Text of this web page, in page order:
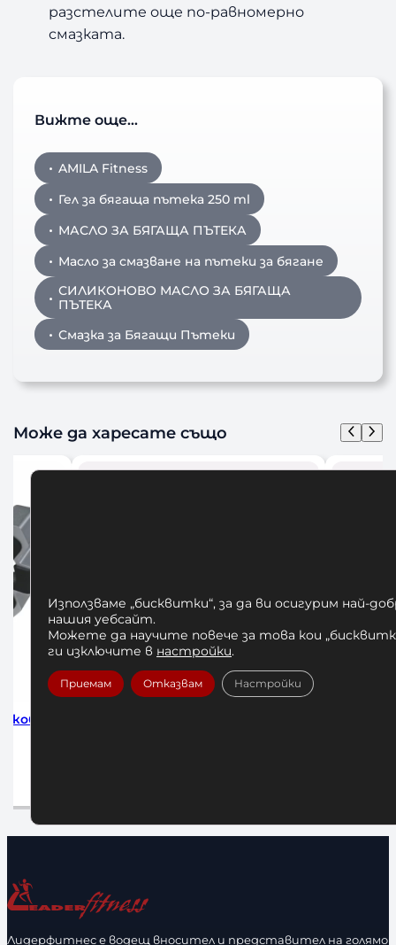
разстелите още по-равномерно
смазката.
Вижте още…
AMILA Fitness
Гел за бягаща пътека 250 ml
МАСЛО ЗА БЯГАЩА ПЪТЕКА
Масло за смазване на пътеки за бягане
СИЛИКОНОВО МАСЛО ЗА БЯГАЩА
ПЪТЕКА
Смазка за Бягащи Пътеки
Може да харесате също
10
Лидерфитнес е водещ вносител и представител на голямо
Използваме „бисквитки“, за да ви осигурим най-
нашия уебсайт.
Можете да научите повече за това кои
ги изключите в настройки.
Приемам Отказвам Настройки